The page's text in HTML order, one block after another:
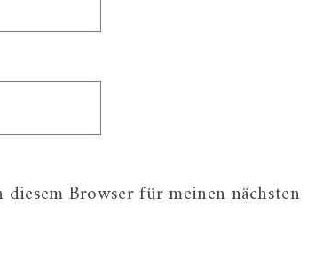
Browser für meinen nächsten